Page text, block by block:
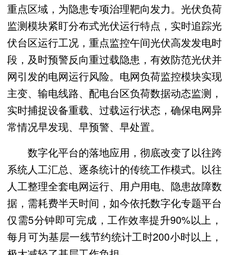
重点区域，为隐患专项治理靶向发力。光伏负荷
监测模块紧盯分布式光伏运行特点，实时追踪光
伏台区运行工况，重点监控午间光伏高发发电时
段，及时预警反向重过载隐患，有效防范光伏并
网引发的电网运行风险。电网负荷监控模块实现
主变、输电线路、配电台区负荷数据动态监测，
实时捕捉设备重载、过载运行状态，确保电网异
常情况早发现、早预警、早处置。
数字化平台的落地应用，彻底改变了以往跨
系统人工汇总、逐条统计的传统工作模式。以往
人工整理全套电网运行、用户用电、隐患故障数
据，需耗费半天时间，如今依托数字化专题平台
仅需5分钟即可完成，工作效率提升90%以上，
每月可为基层一线节约统计工时200小时以上，